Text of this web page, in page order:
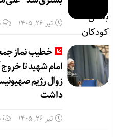
تیر ۲۶, ۱۴۰۵
خطیب نماز
امام شهید تا
زوال رژیم
داشت
تیر ۲۶, ۱۴۰۵